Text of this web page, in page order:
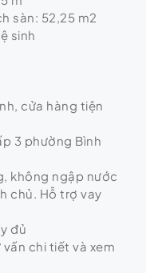
sàn: 52,25 m2
sinh
cửa hàng tiện
3 phường Bình
không ngập nước
chủ. Hỗ trợ vay
đủ
vấn chi tiết và xem